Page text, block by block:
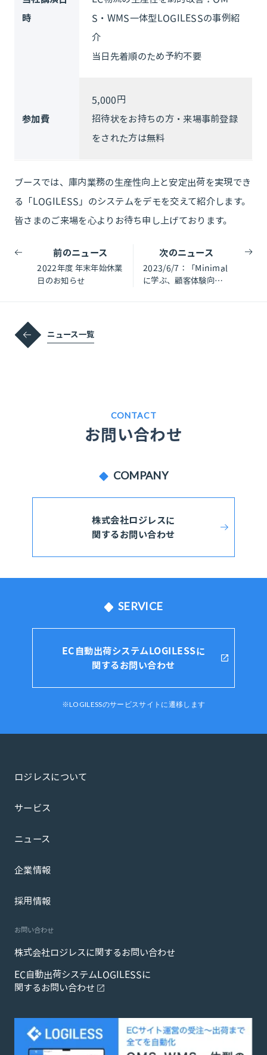
時
S・WMS一体型LOGILESSの事例紹
介
当日先着順のため予約不要
参加費
5,000円
招待状をお持ちの方・来場事前登録
をされた方は無料
ブースでは、庫内業務の生産性向上と安定出荷を実現でき
る「LOGILESS」のシステムをデモを交えて紹介します。
皆さまのご来場を心よりお待ち申し上げております。
前のニュース
2022年度 年末年始休業
日のお知らせ
次のニュース
2023/6/7：「Minimal
に学ぶ、顧客体験向上
ニュース一覧
CONTACT
お問い合わせ
COMPANY
株式会社ロジレスに
関するお問い合わせ
SERVICE
EC自動出荷システムLOGILESSに
関するお問い合わせ
※LOGILESSのサービスサイトに遷移します
ロジレスについて
サービス
ニュース
企業情報
採用情報
お問い合わせ
株式会社ロジレスに関するお問い合わせ
EC自動出荷システムLOGILESSに
関するお問い合わせ